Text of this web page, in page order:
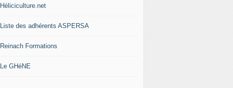
Héliciculture.net
Liste des adhérents ASPERSA
Reinach Formations
Le GHéNE